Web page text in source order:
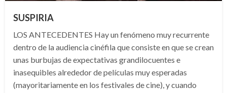
SUSPIRIA
LOS ANTECEDENTES Hay un fenómeno muy recurrente
dentro de la audiencia cinéfila que consiste en que se crean
unas burbujas de expectativas grandilocuentes e
inasequibles alrededor de películas muy esperadas
(mayoritariamente en los festivales de cine), y cuando